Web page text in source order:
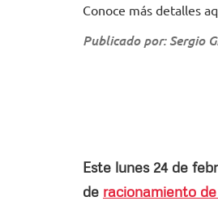
Conoce más detalles
Publicado por: Sergio
Este lunes 24 de
de racionamiento